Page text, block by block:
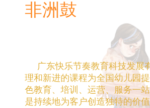
非洲鼓
广东快乐节奏教育科技发展
理和新进的课程为全国幼儿园
色教育、培训、运营、服务一
是持续地为客户创造独特的价